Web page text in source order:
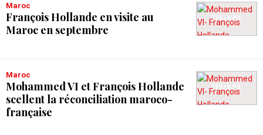
Maroc
François Hollande en visite au
Maroc en septembre
Maroc
Mohammed VI et François Hollande
scellent la réconciliation maroco-
française